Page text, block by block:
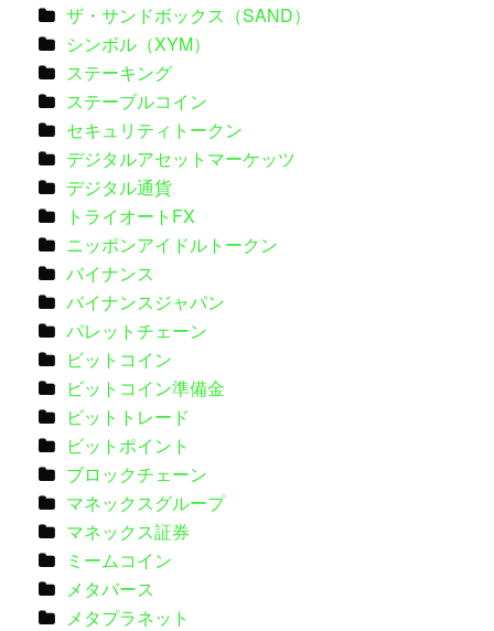
ザ・サンドボックス（SAND）
シンボル（XYM）
ステーキング
ステーブルコイン
セキュリティトークン
デジタルアセットマーケッツ
デジタル通貨
トライオートFX
ニッポンアイドルトークン
バイナンス
バイナンスジャパン
パレットチェーン
ビットコイン
ビットコイン準備金
ビットトレード
ビットポイント
ブロックチェーン
マネックスグループ
マネックス証券
ミームコイン
メタバース
メタプラネット